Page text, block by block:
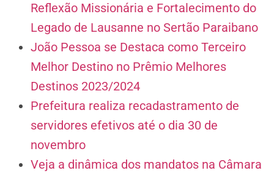
Reflexão Missionária e Fortalecimento do
Legado de Lausanne no Sertão Paraibano
João Pessoa se Destaca como Terceiro
Melhor Destino no Prêmio Melhores
Destinos 2023/2024
Prefeitura realiza recadastramento de
servidores efetivos até o dia 30 de
novembro
Veja a dinâmica dos mandatos na Câmara